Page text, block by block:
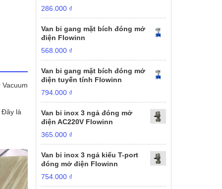
Đây là
286.000 ₫
Van bi gang mặt bích đóng mở
điện Flowinn
568.000 ₫
Van bi gang mặt bích đóng mở
điện tuyến tính Flowinn
794.000 ₫
Van bi inox 3 ngả đóng mở
điện AC220V Flowinn
365.000 ₫
Van bi inox 3 ngả kiểu T-port
đóng mở điện Flowinn
754.000 ₫